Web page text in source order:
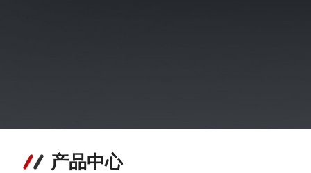
产品中心